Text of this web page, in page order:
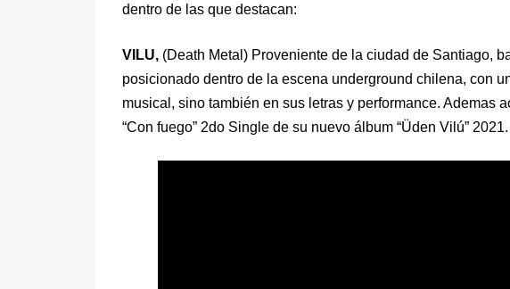
dentro de las que destacan:
VILU, (Death Metal) Proveniente de la ciudad de Santiago,
posicionado dentro de la escena underground chilena, con
musical, sino también en sus letras y performance. Ademas
“Con fuego” 2do Single de su nuevo álbum “Üden Vilú” 2021.